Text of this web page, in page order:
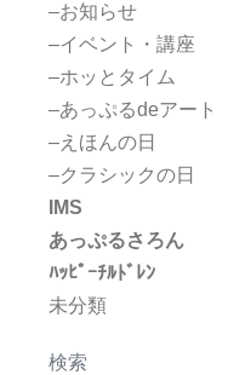
–お知らせ
–イベント・講座
–ホッとタイム
–あっぷるdeアート
–えほんの日
–クラシックの日
IMS
あっぷるさろん
ﾊｯﾋﾟｰﾁﾙﾄﾞﾚﾝ
未分類
検索